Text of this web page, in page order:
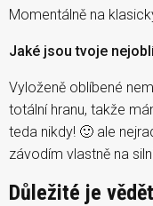
Momentálně na
Jaké jsou tvoje
Vyloženě oblíbené
totální hranu, takže
teda nikdy! 🙂 ale
závodím vlastně na
Důležité je